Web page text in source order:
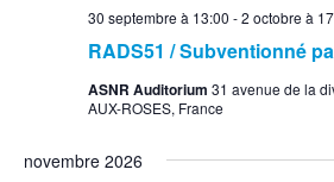
RADS51 / Subventionné
30 septembre à 13:00 -2 octobre à
ASNR Auditorium 31 avenue de la
AUX-ROSES, France
novembre 2026